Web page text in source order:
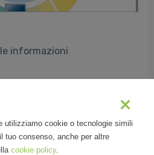
informazioni
e Intelligent Data
utilizziamo cookie o tecnologie simili
tuo consenso, anche per altre
cookie policy.